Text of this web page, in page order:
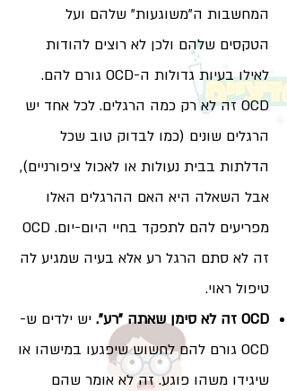
המחשבות ה"משוגעות" שלהם ועל
הטקסים שלהם ולכן לא רוצים להודות
לאילו בעיות גדולות ה-OCD גורם להם.
OCD זה לא רק כמה הרגלים. לכל אחד יש
הרגלים שונים (כמו לבדוק טוב שכל
הדלתות בבית נעולות או לאכול ציפורניים),
אבל השאלה היא האם ההרגלים האלו
מפריעים להם לתפקד בחיי היום-יום. OCD
זה לא סתם הרגל רע אלא בעיה שמגיע לה
טיפול ראוי.
OCD זה לא סימן שאתה "רע".
יש ילדים ש-
OCD גורם להם לחשוש שיפגעו במישהו או
שיגידו משהו פוגע. זה לא אומר שהם